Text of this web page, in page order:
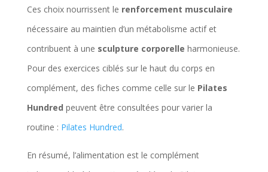
Ces choix nourrissent le renforcement musculaire
nécessaire au maintien d’un métabolisme actif et
contribuent à une sculpture corporelle harmonieuse.
Pour des exercices ciblés sur le haut du corps en
complément, des fiches comme celle sur le Pilates
Hundred peuvent être consultées pour varier la
routine : Pilates Hundred.
En résumé, l’alimentation est le complément